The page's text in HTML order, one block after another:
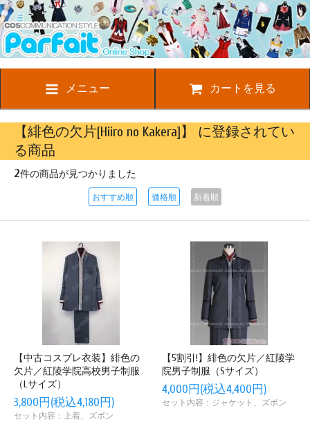
メニュー カートを見る
【緋色の欠片[Hiiro no Kakera]】 に登録されてい
る商品
2件の商品が見つかりました
おすすめ順 価格順 新着順
【中古コスプレ衣装】緋色の
欠片／紅陵学院高校男子制服
（Lサイズ）
3,800円(税込4,180円)
セット内容：上着、ズボン
【5割引!】緋色の欠片／紅陵学
院男子制服（Sサイズ）
4,000円(税込4,400円)
セット内容：ジャケット、ズボン